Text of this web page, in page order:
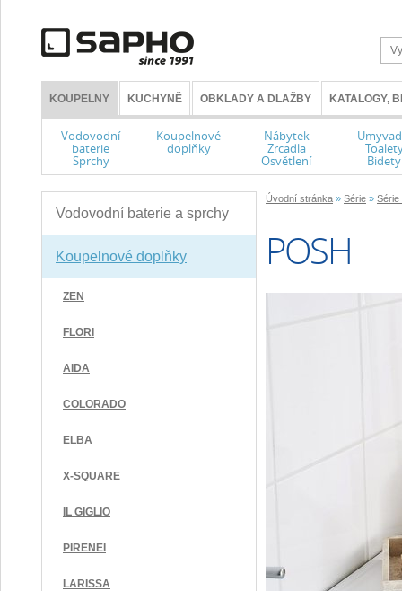
KOUPELNY KUCHYNĚ OBKLADY A DLAŽBY KATALOGY,
Vodovodní
baterie
Sprchy
Koupelnové
doplňky
Nábytek
Zrcadla
Osvětlení Bidety
Vodovodní baterie a sprchy
Koupelnové doplňky
ZEN
FLORI
AIDA
COLORADO
ELBA
X-SQUARE
IL GIGLIO
PIRENEI
LARISSA
Úvodní stránka » Série » Série
POSH